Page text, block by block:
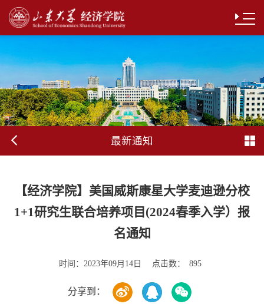
最新通知
【经济学院】美国威斯康星大学麦迪逊分校
1+1研究生联合培养项目(2024春季入学）报
名通知
时间： 2023年09月14日 点击数： 895
分享到：